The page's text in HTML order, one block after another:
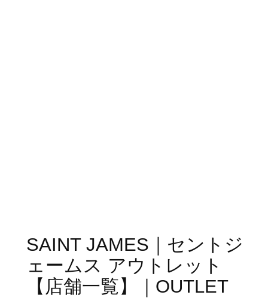
SAINT JAMES｜セントジ
ェームス アウトレット
【店舗一覧】｜OUTLET